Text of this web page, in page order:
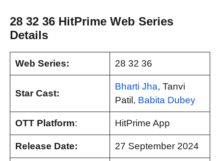
28 32 36 HitPrime Web Series
Details
Web Series: 28 32 36
Star Cast:
Bharti Jha, Tanvi
Patil, Babita Dubey
OTT Platform: HitPrime App
Release Date: 27 September 2024